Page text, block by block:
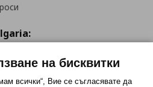
на бисквитки
всички“, Вие се съгласявате да